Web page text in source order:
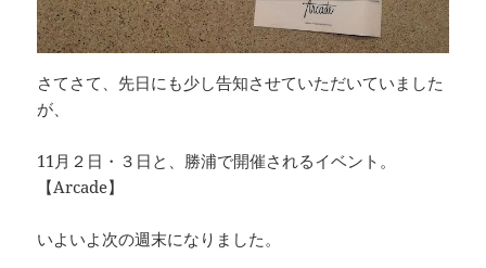
さてさて、先日にも少し告知させていただいていました
が、
11月２日・３日と、勝浦で開催されるイベント。
【Arcade】
いよいよ次の週末になりました。